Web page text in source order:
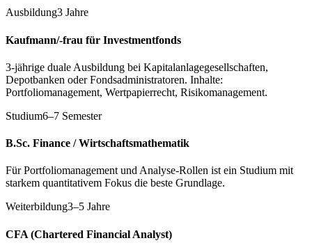
Ausbildung3 Jahre
Kaufmann/-frau für Investmentfonds
3-jährige duale Ausbildung bei Kapitalanlagegesellschaften,
Depotbanken oder Fondsadministratoren. Inhalte:
Portfoliomanagement, Wertpapierrecht, Risikomanagement.
Studium6–7 Semester
B.Sc. Finance / Wirtschaftsmathematik
Für Portfoliomanagement und Analyse-Rollen ist ein Studium mit
starkem quantitativem Fokus die beste Grundlage.
Weiterbildung3–5 Jahre
CFA (Chartered Financial Analyst)